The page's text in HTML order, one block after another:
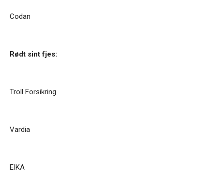
Codan
Rødt sint fjes:
Troll Forsikring
Vardia
EIKA